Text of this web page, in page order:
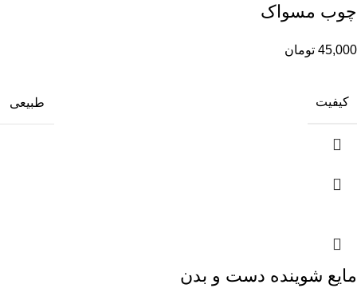
چوب مسواک
45,000 تومان
کیفیت طبیعی
مایع شوینده دست و بدن